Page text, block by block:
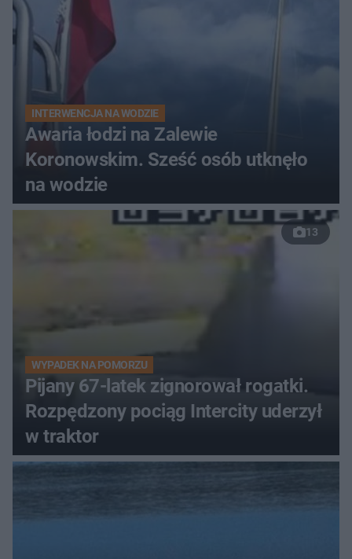
INTERWENCJA NA WODZIE
Awaria łodzi na Zalewie
Koronowskim. Sześć osób utknęło
na wodzie
13
WYPADEK NA POMORZU
Pijany 67-latek zignorował rogatki.
Rozpędzony pociąg Intercity uderzył
w traktor